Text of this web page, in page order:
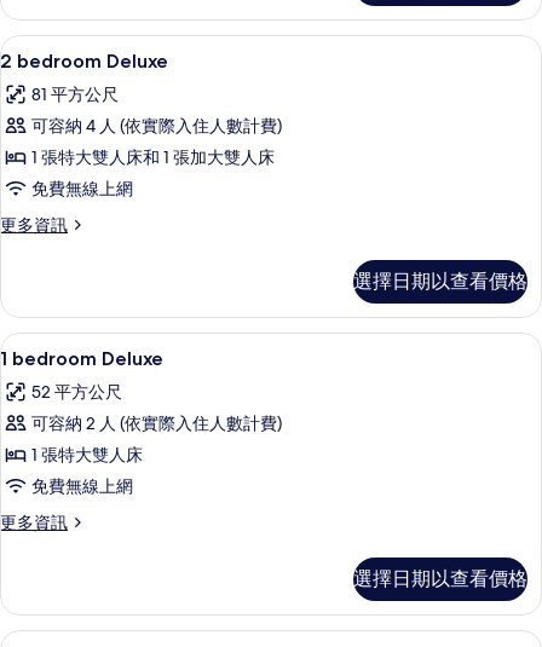
片
Super
Deluxe
的
情
顯
示
2
bedroom
Deluxe
的
所
片
1 間臥室、客房內保險箱、書桌、遮光
6
2 bedroom Deluxe
81 平方公尺
可容納 4 人 (依實際入住人數計費)
1 張特大雙人床和 1 張加大雙人床
免費無線上網
更多資訊
更
Deluxe
的
詳
選擇日期以查看價格
顯
示
1
bedroom
Deluxe
的
所
片
1 間臥室、客房內保險箱、書桌、遮光
5
1 bedroom Deluxe
52 平方公尺
可容納 2 人 (依實際入住人數計費)
1 張特大雙人床
免費無線上網
更多資訊
更
Deluxe
的
選擇日期以查看價格
42-吋 LCD 液晶電視、有線頻道、電